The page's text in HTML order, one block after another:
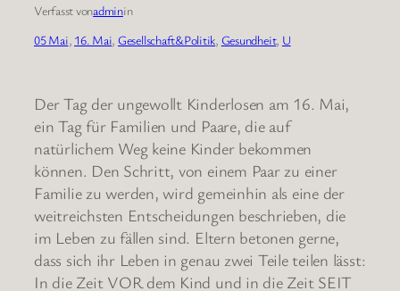
Verfasst vonadminin
05 Mai, 16. Mai, Gesellschaft&Politik, Gesundheit, U
Der Tag der ungewollt Kinderlosen am 16. Mai,
ein Tag für Familien und Paare, die auf
natürlichem Weg keine Kinder bekommen
können. Den Schritt, von einem Paar zu einer
Familie zu werden, wird gemeinhin als eine der
weitreichsten Entscheidungen beschrieben, die
im Leben zu fällen sind. Eltern betonen gerne,
dass sich ihr Leben in genau zwei Teile teilen lässt:
In die Zeit VOR dem Kind und in die Zeit SEIT